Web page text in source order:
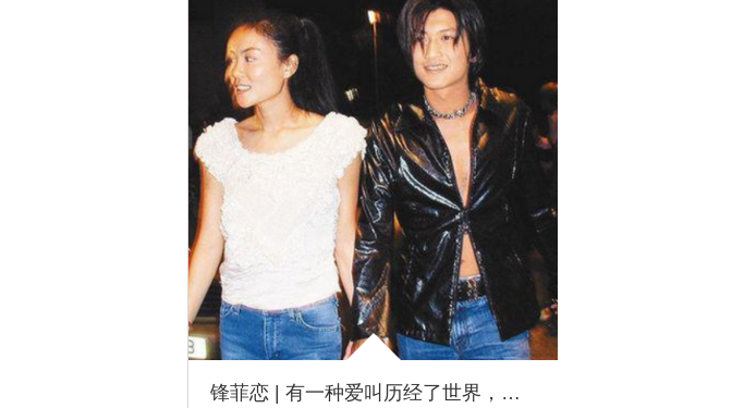
锋菲恋 | 有一种爱叫历经了世界，还是最爱你